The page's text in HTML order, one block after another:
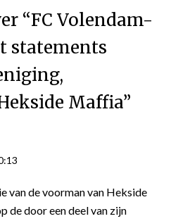
“FC Volendam-
statements
Maffia”
van de voorman van Hekside
de door een deel van zijn